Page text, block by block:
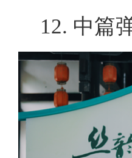
12. 中篇